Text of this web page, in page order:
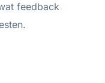
feedback